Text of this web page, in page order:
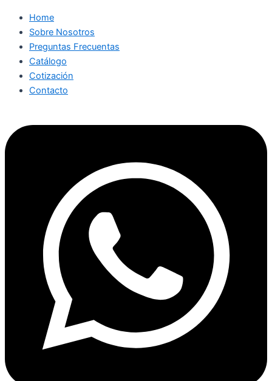
Home
Sobre Nosotros
Preguntas Frecuentas
Catálogo
Cotización
Contacto